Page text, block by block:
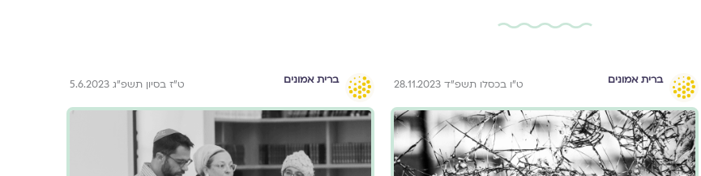
ברית אמונים ט״ו בכסלו תשפ״ד 28.11.2023 ברית אמונים ט״ז בסיון תשפ״ג 5.6.2023